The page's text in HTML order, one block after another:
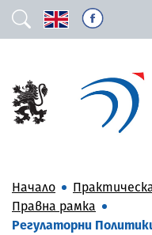
Начало
Правна рамка
Регулаторни